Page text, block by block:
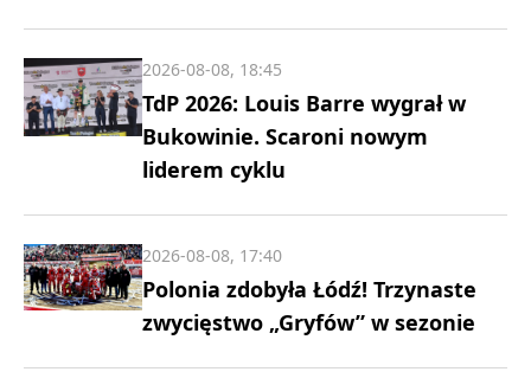
TdP 2026: Louis Barre wygrał w
Bukowinie. Scaroni nowym
liderem cyklu
2026-08-08, 18:45
Polonia zdobyła Łódź! Trzynaste
zwycięstwo „Gryfów” w sezonie
2026-08-08, 17:40